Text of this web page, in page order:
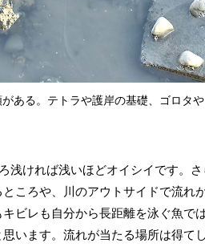
ある。テトラや護岸の基礎、ゴロタ
ければ浅いほどオイシイです。
ころや、川のアウトサイドで流れ
ビレも自分から長距離を泳ぐ魚で
います。流れが当たる場所は得て